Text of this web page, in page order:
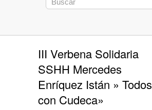
III Verbena Solidaria
SSHH Mercedes
Enríquez Istán » Todos
con Cudeca»